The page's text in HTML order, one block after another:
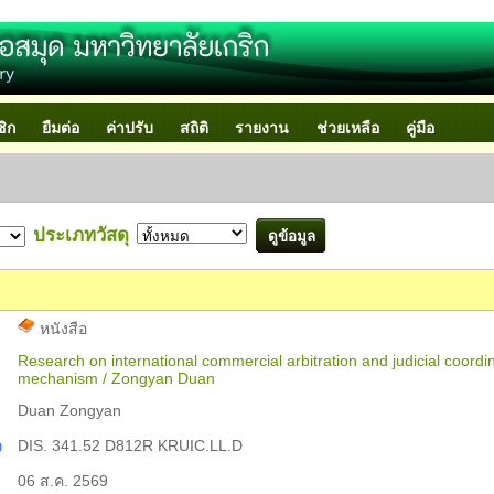
ก ยืมต่อ ค่าปรับ สถิติ รายงาน ช่วยเหลือ คู่มือ
ประเภทวัสดุ
หนังสือ
Research on international commercial arbitration and judicial
mechanism / Zongyan Duan
Duan Zongyan
DIS. 341.52 D812R KRUIC.LL.D
06 ส.ค. 2569